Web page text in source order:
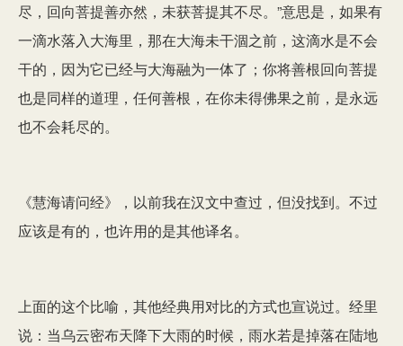
尽，回向菩提善亦然，未获菩提其不尽。”意思是，如果有
一滴水落入大海里，那在大海未干涸之前，这滴水是不会
干的，因为它已经与大海融为一体了；你将善根回向菩提
也是同样的道理，任何善根，在你未得佛果之前，是永远
也不会耗尽的。
《慧海请问经》，以前我在汉文中查过，但没找到。不过
应该是有的，也许用的是其他译名。
上面的这个比喻，其他经典用对比的方式也宣说过。 经里
说 ：当乌云密布天降下大雨的时候，雨水若是掉落在陆地